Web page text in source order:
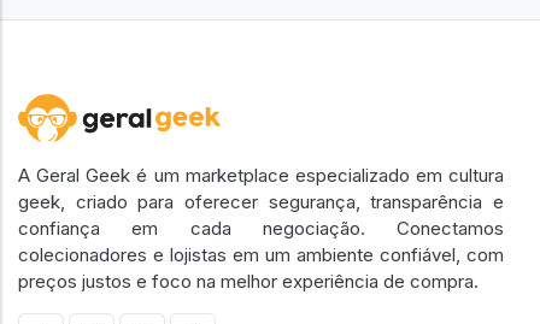
A Geral Geek é um marketplace especializado em cultura
geek, criado para oferecer segurança, transparência e
confiança em cada negociação. Conectamos
colecionadores e lojistas em um ambiente confiável, com